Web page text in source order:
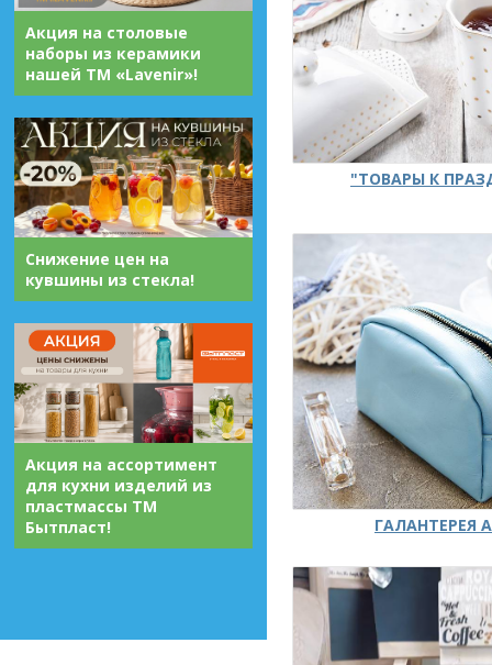
Акция на столовые
наборы из керамики
нашей ТМ «Lavenir»!
Снижение цен на
кувшины из стекла!
Акция на ассортимент
для кухни изделий из
пластмассы ТМ
Бытпласт!
"ТОВАРЫ К
ГАЛАНТЕРЕЯ